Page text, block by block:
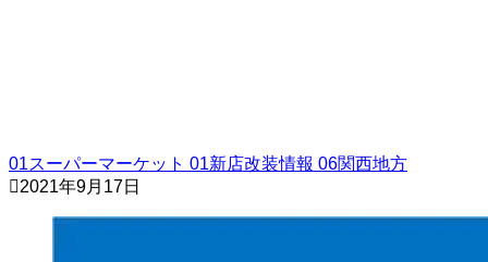
01スーパーマーケット 01新店改装情報 06関西地方
2021年9月17日